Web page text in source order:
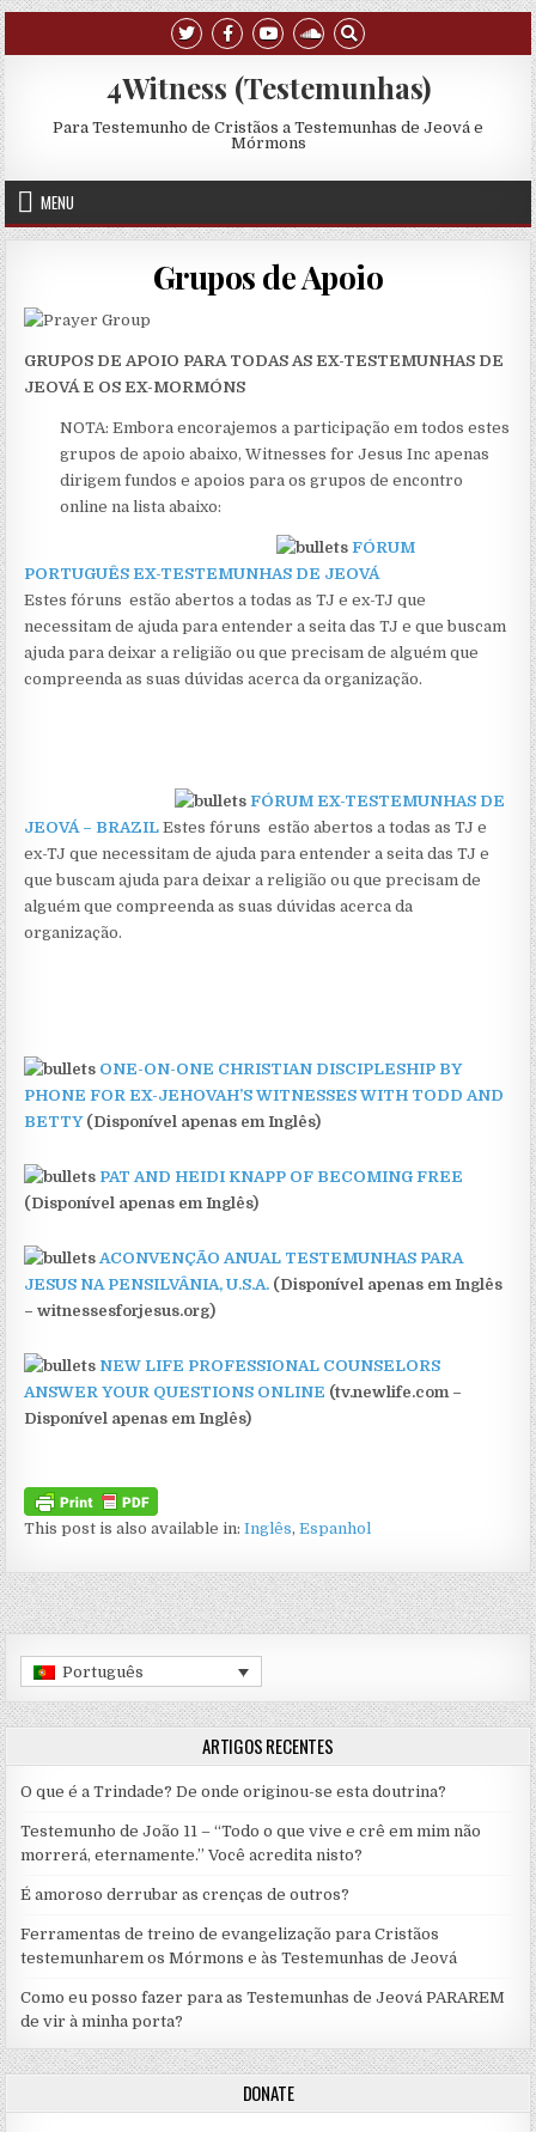
Skip to content
4Witness (Testemunhas)
Para Testemunho de Cristãos a Testemunhas de Jeová e
Mórmons
MENU
Grupos de Apoio
GRUPOS DE APOIO PARA TODAS AS EX-TESTEMUNHAS DE
JEOVÁ E OS EX-MORMÓNS
NOTA: Embora encorajemos a participação em todos estes
grupos de apoio abaixo, Witnesses for Jesus Inc apenas
dirigem fundos e apoios para os grupos de encontro
online na lista abaixo:
FÓRUM
PORTUGUÊS EX-TESTEMUNHAS DE JEOVÁ
Estes fóruns estão abertos a todas as TJ e ex-TJ que
necessitam de ajuda para entender a seita das TJ e que buscam
ajuda para deixar a religião ou que precisam de alguém que
compreenda as suas dúvidas acerca da organização.
FÓRUM EX-TESTEMUNHAS DE
JEOVÁ – BRAZILEstes fóruns estão abertos a todas as TJ e
ex-TJ que necessitam de ajuda para entender a seita das TJ e
que buscam ajuda para deixar a religião ou que precisam de
alguém que compreenda as suas dúvidas acerca da
organização.
ONE-ON-ONE CHRISTIAN DISCIPLESHIP BY
PHONE FOR EX-JEHOVAH’S WITNESSES WITH TODD AND
BETTY (Disponível apenas em Inglês)
PAT AND HEIDI KNAPP OF BECOMING FREE
(Disponível apenas em Inglês)
ACONVENÇÃO ANUAL TESTEMUNHAS PARA
JESUS NA PENSILVÂNIA, U.S.A. (Disponível apenas em Inglês
– witnessesforjesus.org)
NEW LIFE PROFESSIONAL COUNSELORS
ANSWER YOUR QUESTIONS ONLINE (tv.newlife.com –
Disponível apenas em Inglês)
This post is also available in:Inglês Espanhol
Português
ARTIGOS RECENTES
O que é a Trindade? De onde originou-se esta doutrina?
Testemunho de João 11 – “Todo o que vive e crê em mim não
morrerá, eternamente.” Você acredita nisto?
É amoroso derrubar as crenças de outros?
Ferramentas de treino de evangelização para Cristãos
testemunharem os Mórmons e às Testemunhas de Jeová
Como eu posso fazer para as Testemunhas de Jeová PARAREM
de vir à minha porta?
DONATE